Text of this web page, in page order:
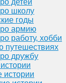
детей
школу
годы
армию
работу, хобби
путешествиях
дружбу